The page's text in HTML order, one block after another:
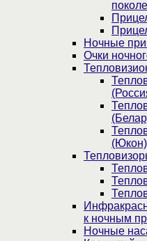
Ночные
Очки
(Юкон)
к ночным
Ночные